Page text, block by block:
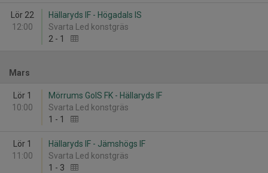
Lör 22
12:00
Hällaryds IF - Högadals IS
Svarta Led konstgräs
2 - 1
Mars
Lör 1
10:00
Mörrums GoIS FK - Hällaryds IF
Svarta Led konstgräs
1 - 1
Lör 1
11:00
Hällaryds IF - Jämshögs IF
Svarta Led konstgräs
1 - 3